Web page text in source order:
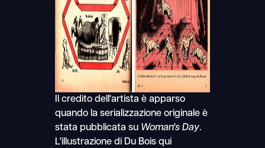
Il credito dell'artista è apparso
quando la serializzazione originale è
stata pubblicata su Woman's Day.
L'illustrazione di Du Bois qui